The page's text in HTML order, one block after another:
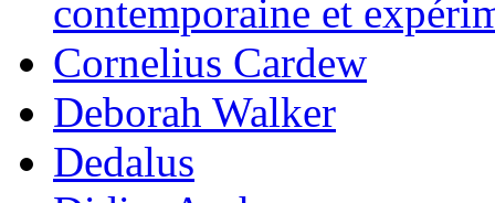
contemporaine et
Cornelius Cardew
Deborah Walker
Dedalus